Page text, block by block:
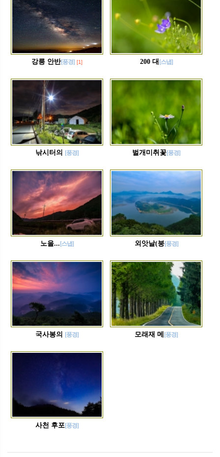
강릉 안반[풍경] [1] 200 대 [스냅]
낚시터의 [풍경] 벌개미취꽃[풍경]
노을...[스냅] 외앗날(붕[풍경]
국사봉의 [풍경] 모래재 메 [풍경]
사천 후포[풍경]